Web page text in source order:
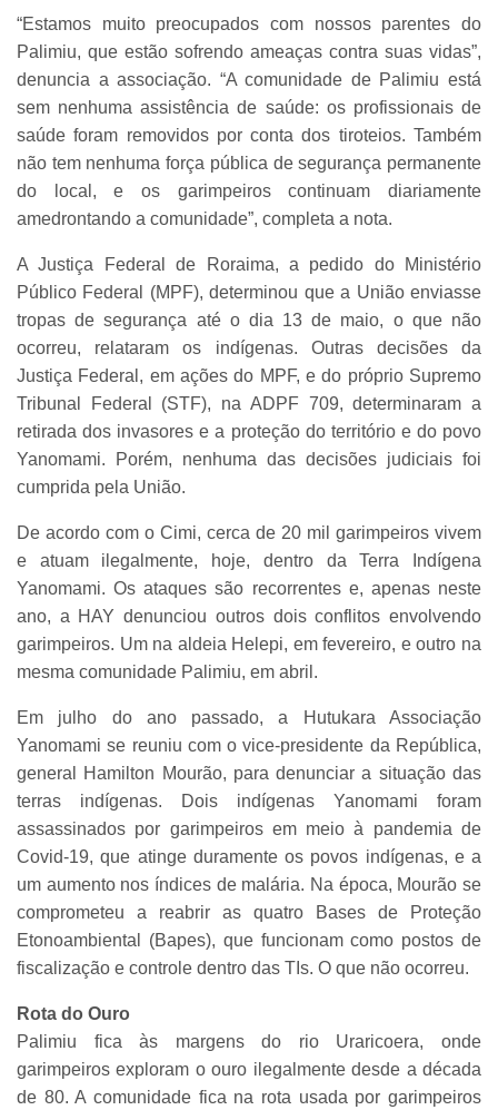
“Estamos muito preocupados com nossos parentes do
Palimiu, que estão sofrendo ameaças contra suas vidas”,
denuncia a associação. “A comunidade de Palimiu está
sem nenhuma assistência de saúde: os profissionais de
saúde foram removidos por conta dos tiroteios. Também
não tem nenhuma força pública de segurança permanente
do local, e os garimpeiros continuam diariamente
amedrontando a comunidade”, completa a nota.
A Justiça Federal de Roraima, a pedido do Ministério
Público Federal (MPF), determinou que a União enviasse
tropas de segurança até o dia 13 de maio, o que não
ocorreu, relataram os indígenas. Outras decisões da
Justiça Federal, em ações do MPF, e do próprio Supremo
Tribunal Federal (STF), na ADPF 709, determinaram a
retirada dos invasores e a proteção do território e do povo
Yanomami. Porém, nenhuma das decisões judiciais foi
cumprida pela União.
De acordo com o Cimi, cerca de 20 mil garimpeiros vivem
e atuam ilegalmente, hoje, dentro da Terra Indígena
Yanomami. Os ataques são recorrentes e, apenas neste
ano, a HAY denunciou outros dois conflitos envolvendo
garimpeiros. Um na aldeia Helepi, em fevereiro, e outro na
mesma comunidade Palimiu, em abril.
Em julho do ano passado, a Hutukara Associação
Yanomami se reuniu com o vice-presidente da República,
general Hamilton Mourão, para denunciar a situação das
terras indígenas. Dois indígenas Yanomami foram
assassinados por garimpeiros em meio à pandemia de
Covid-19, que atinge duramente os povos indígenas, e a
um aumento nos índices de malária. Na época, Mourão se
comprometeu a reabrir as quatro Bases de Proteção
Etonoambiental (Bapes), que funcionam como postos de
fiscalização e controle dentro das TIs. O que não ocorreu.
Rota do Ouro
Palimiu fica às margens do rio Uraricoera, onde
garimpeiros exploram o ouro ilegalmente desde a década
de 80. A comunidade fica na rota usada por garimpeiros